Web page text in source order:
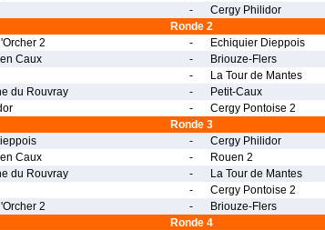
-
Cergy Philidor
Ronde 2
2
-
Echiquier Dieppois
Caux
-
Briouze-Flers
-
La Tour de Mantes
du Rouvray
-
Petit-Caux
-
Cergy Pontoise 2
Ronde 3
-
Cergy Philidor
Caux
-
Rouen 2
du Rouvray
-
La Tour de Mantes
-
Cergy Pontoise 2
2
-
Briouze-Flers
Ronde 4